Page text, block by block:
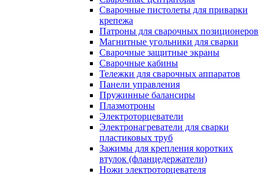
Сварочные пистолеты для приварки
крепежа
Патроны для сварочных позиционеров
Магнитные угольники для сварки
Сварочные защитные экраны
Сварочные кабины
Тележки для сварочных аппаратов
Панели управления
Пружинные балансиры
Плазмотроны
Электроторцеватели
Электронагреватели для сварки
пластиковых труб
Зажимы для крепления коротких
втулок (фланцедержатели)
Ножи электроторцевателя